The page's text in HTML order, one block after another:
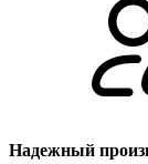
Надежный